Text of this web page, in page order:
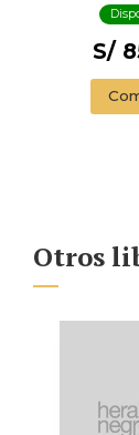
S/
Otros